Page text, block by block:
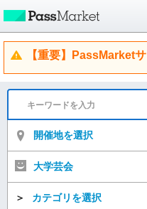
【重要】PassMarket
開催地を選択
大学芸会
＞ カテゴリを選択